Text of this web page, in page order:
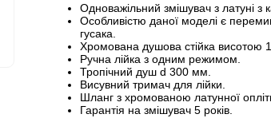
Одноважільний змішувач з латуні
Особливістю даної моделі є
гусака.
Хромована душова стійка висотою
Ручна лійка з одним режимом.
Тропічний душ d 300 мм.
Висувний тримач для лійки.
Шланг з хромованою латунної
Гарантія на змішувач 5 років.